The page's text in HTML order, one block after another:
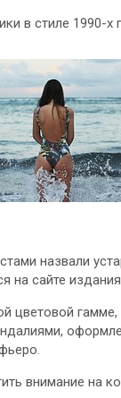
в стиле 1990-
назвали
на сайте издания.
цветовой
внимание на